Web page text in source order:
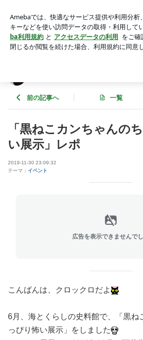
の幸せ日記アプリをダウンロードして ブログの更新通知
ょう。
前の記事へ 一覧
「黒ねこカンちゃんの
い展示」レポ
2019-11-30 23:09:32
テーマ： イベント
広告を表示できませんで
こんばんは、クロックロだよ
6月、海とくらしの史料館で、「黒ね
っぴり怖い展示」をしました